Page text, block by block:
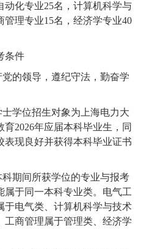
动化专业25名，计算机科学与
管理专业15名，经济学专业40
条件
党的领导，遵纪守法，勤奋学
学位招生对象为上海电力大
育2026年应届本科毕业生，同
表现良好并获得本科毕业证书
期间所获学位的专业与报考
属于同一本科专业类。电气工
于电气类、计算机科学与技术
工商管理属于管理类、经济学